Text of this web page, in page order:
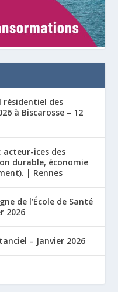
résidentiel des
à Biscarosse – 12
acteur-ices des
durable, économie
| Rennes
de l’École de Santé
2026
– Janvier 2026